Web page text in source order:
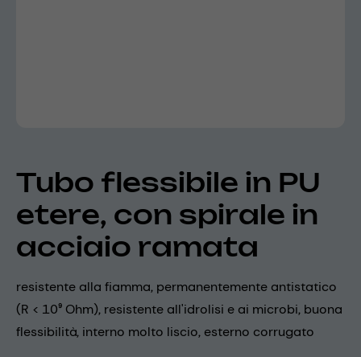
Tubo flessibile in PU
etere, con spirale in
acciaio ramata
resistente alla fiamma, permanentemente antistatico
(R < 10⁹ Ohm), resistente all'idrolisi e ai microbi, buona
flessibilità, interno molto liscio, esterno corrugato